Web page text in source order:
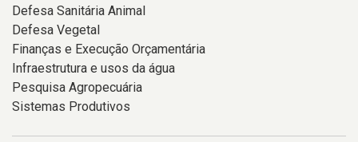
Defesa Sanitária Animal
Defesa Vegetal
Finanças e Execução Orçamentária
Infraestrutura e usos da água
Pesquisa Agropecuária
Sistemas Produtivos